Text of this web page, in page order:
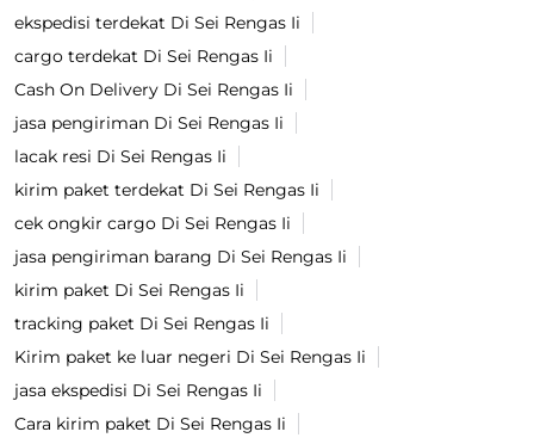
ekspedisi terdekat Di Sei Rengas Ii
cargo terdekat Di Sei Rengas Ii
Cash On Delivery Di Sei Rengas Ii
jasa pengiriman Di Sei Rengas Ii
lacak resi Di Sei Rengas Ii
kirim paket terdekat Di Sei Rengas Ii
cek ongkir cargo Di Sei Rengas Ii
jasa pengiriman barang Di Sei Rengas Ii
kirim paket Di Sei Rengas Ii
tracking paket Di Sei Rengas Ii
Kirim paket ke luar negeri Di Sei Rengas Ii
jasa ekspedisi Di Sei Rengas Ii
Cara kirim paket Di Sei Rengas Ii